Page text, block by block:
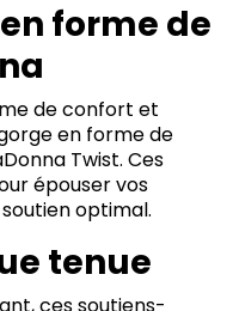
forme de
de confort et
en forme de
Twist. Ces
épouser vos
optimal.
tenue